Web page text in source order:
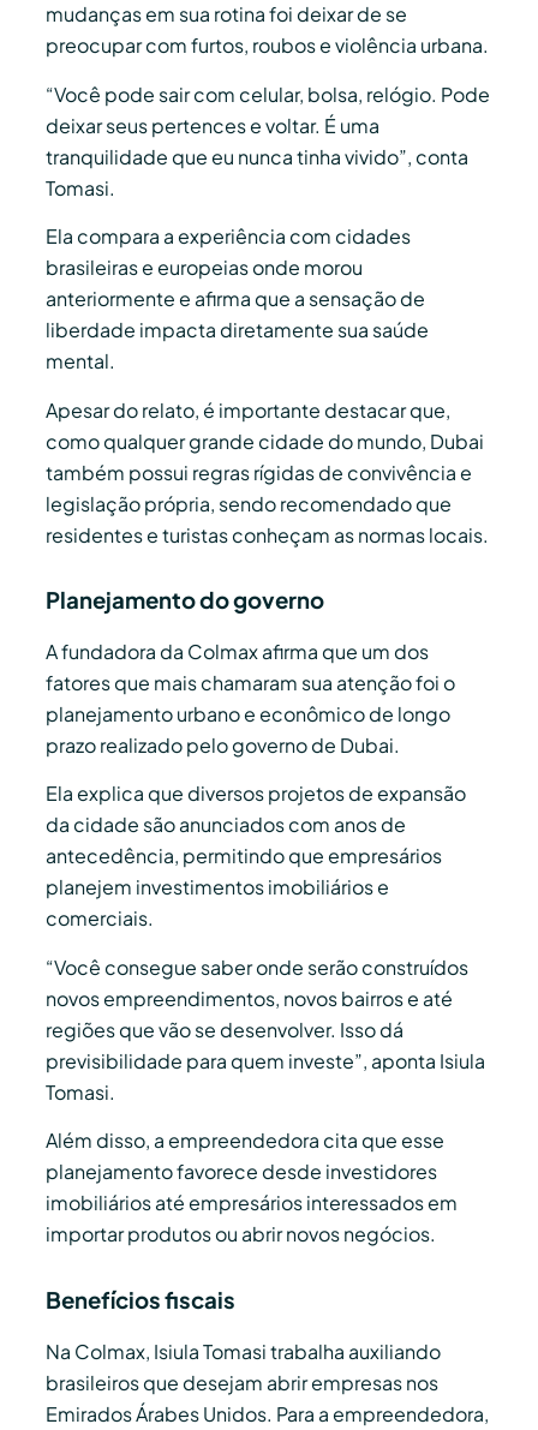
mudanças em sua rotina foi deixar de se
preocupar com furtos, roubos e violência urbana.
“Você pode sair com celular, bolsa, relógio. Pode
deixar seus pertences e voltar. É uma
tranquilidade que eu nunca tinha vivido”, conta
Tomasi.
Ela compara a experiência com cidades
brasileiras e europeias onde morou
anteriormente e afirma que a sensação de
liberdade impacta diretamente sua saúde
mental.
Apesar do relato, é importante destacar que,
como qualquer grande cidade do mundo, Dubai
também possui regras rígidas de convivência e
legislação própria, sendo recomendado que
residentes e turistas conheçam as normas locais.
Planejamento do governo
A fundadora da Colmax afirma que um dos
fatores que mais chamaram sua atenção foi o
planejamento urbano e econômico de longo
prazo realizado pelo governo de Dubai.
Ela explica que diversos projetos de expansão
da cidade são anunciados com anos de
antecedência, permitindo que empresários
planejem investimentos imobiliários e
comerciais.
“Você consegue saber onde serão construídos
novos empreendimentos, novos bairros e até
regiões que vão se desenvolver. Isso dá
previsibilidade para quem investe”, aponta Isiula
Tomasi.
Além disso, a empreendedora cita que esse
planejamento favorece desde investidores
imobiliários até empresários interessados em
importar produtos ou abrir novos negócios.
Benefícios fiscais
Na Colmax, Isiula Tomasi trabalha auxiliando
brasileiros que desejam abrir empresas nos
Emirados Árabes Unidos. Para a empreendedora,